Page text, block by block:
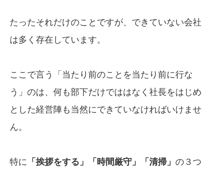
たったそれだけのことですが、できていない会社
は多く存在しています。
ここで言う「当たり前のことを当たり前に行な
う」のは、何も部下だけでははなく社長をはじめ
とした経営陣も当然にできていなければいけませ
ん。
特に 「挨拶をする」「時間厳守」「清掃」 の３つ